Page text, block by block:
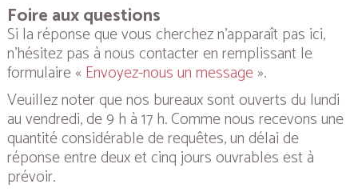
Foire aux questions
Si la réponse que vous cherchez n’apparaît pas ici,
n’hésitez pas à nous contacter en remplissant le
formulaire « Envoyez-nous un message».
Veuillez noter que nos bureaux sont ouverts du lundi
au vendredi, de 9 h à 17 h. Comme nous recevons une
quantité considérable de requêtes, un délai de
réponse entre deux et cinq jours ouvrables est à
prévoir.